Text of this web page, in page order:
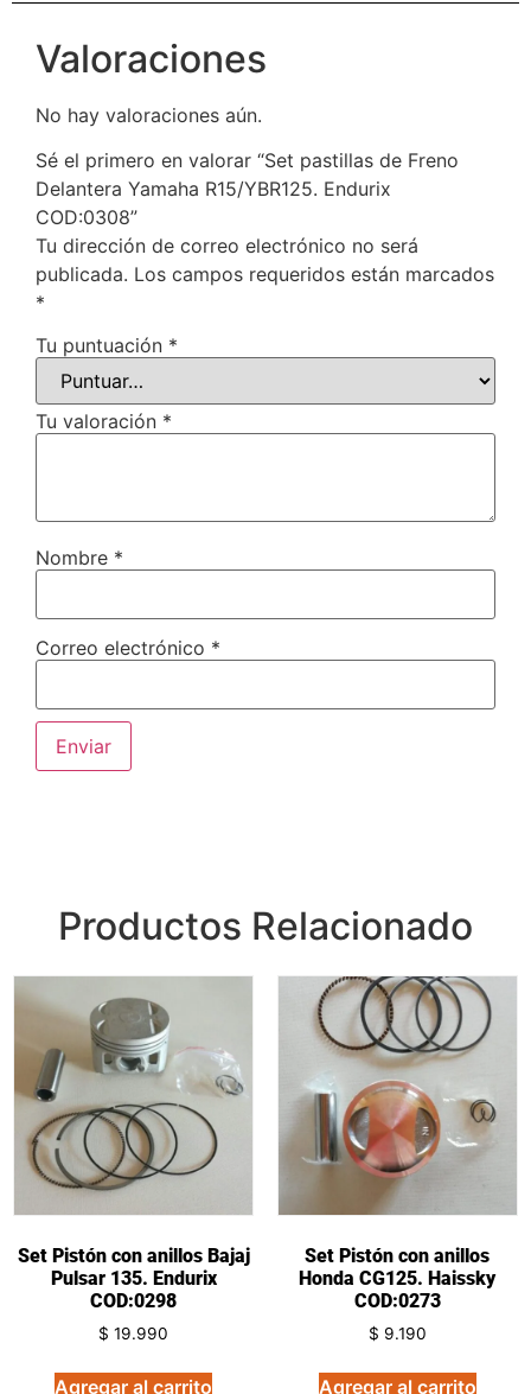
Valoraciones
No hay valoraciones aún.
Sé el primero en valorar “Set pastillas de Freno
Delantera Yamaha R15/YBR125. Endurix
COD:0308”
Tu dirección de correo electrónico no será
publicada. Los campos requeridos están marcados
*
Tu puntuación *
Tu valoración *
Nombre *
Correo electrónico *
Productos Relacionado
Set Pistón con anillos Bajaj
Pulsar 135. Endurix
COD:0298
$ 19.990
Agregar al carrito
Set Pistón con anillos
Honda CG125. Haissky
COD:0273
$ 9.190
Agregar al carrito